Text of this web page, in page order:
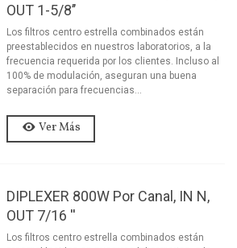
OUT 1-5/8’’
Los filtros centro estrella combinados están
preestablecidos en nuestros laboratorios, a la
frecuencia requerida por los clientes. Incluso al
100% de modulación, aseguran una buena
separación para frecuencias...
Ver Más
DIPLEXER 800W Por Canal, IN N,
OUT 7/16 ''
Los filtros centro estrella combinados están